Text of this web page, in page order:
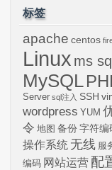
标签
apache centos
Linux ms sql
MySQL
Server sql注入 SSH
wordpress YUM
令 地图 备份 字符编
操作系统 无线 服
编码 网站运营 配